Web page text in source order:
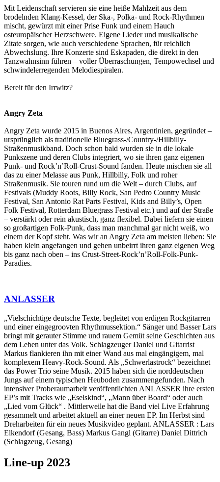
Mit Leidenschaft servieren sie eine heiße Mahlzeit aus dem
brodelnden Klang-Kessel, der Ska-, Polka- und Rock-Rhythmen
mischt, gewürzt mit einer Prise Funk und einem Hauch
osteuropäischer Herzschwere. Eigene Lieder und musikalische
Zitate sorgen, wie auch verschiedene Sprachen, für reichlich
Abwechslung. Ihre Konzerte sind Eskapaden, die direkt in den
Tanzwahnsinn führen – voller Überraschungen, Tempowechsel und
schwindelerregenden Melodiespiralen.
Bereit für den Irrwitz?
Angry Zeta
Angry Zeta wurde 2015 in Buenos Aires, Argentinien, gegründet –
ursprünglich als traditionelle Bluegrass-/Country-/Hillbilly-
Straßenmusikband. Doch schon bald wurden sie in die lokale
Punkszene und deren Clubs integriert, wo sie ihren ganz eigenen
Punk- und Rock’n’Roll-Crust-Sound fanden. Heute mischen sie all
das zu einer Melasse aus Punk, Hillbilly, Folk und roher
Straßenmusik. Sie touren rund um die Welt – durch Clubs, auf
Festivals (Muddy Roots, Billy Rock, San Pedro Country Music
Festival, San Antonio Rat Parts Festival, Kids and Billy’s, Open
Folk Festival, Rotterdam Bluegrass Festival etc.) und auf der Straße
– verstärkt oder rein akustisch, ganz flexibel. Dabei liefern sie einen
so großartigen Folk-Punk, dass man manchmal gar nicht weiß, wo
einem der Kopf steht. Was wir an Angry Zeta am meisten lieben: Sie
haben klein angefangen und gehen unbeirrt ihren ganz eigenen Weg
bis ganz nach oben – ins Crust-Street-Rock’n’Roll-Folk-Punk-
Paradies.
ANLASSER
„Vielschichtige deutsche Texte, begleitet von erdigen Rockgitarren
und einer eingegroovten Rhythmussektion.“ Sänger und Basser Lars
bringt mit gerauter Stimme und rauem Gemüt seine Geschichten aus
dem Leben unter das Volk. Schlagzeuger Daniel und Gitarrist
Markus flankieren ihn mit einer Wand aus mal eingängigem, mal
komplexem Heavy-Rock-Sound. Als „Schwerlastrock“ bezeichnet
das Power Trio seine Musik. 2015 haben sich die norddeutschen
Jungs auf einem typischen Heuboden zusammengefunden. Nach
intensiver Proberaumarbeit veröffentlichten ANLASSER ihre ersten
EP’s mit Tracks wie „Eselskind“, „Mann über Board“ oder auch
„Lied vom Glück“ . Mittlerweile hat die Band viel Live Erfahrung
gesammelt und arbeitet aktuell an einer neuen EP. Im Herbst sind
Dreharbeiten für ein neues Musikvideo geplant. ANLASSER : Lars
Elkendorf (Gesang, Bass) Markus Gangl (Gitarre) Daniel Dittrich
(Schlagzeug, Gesang)
Line-up 2023